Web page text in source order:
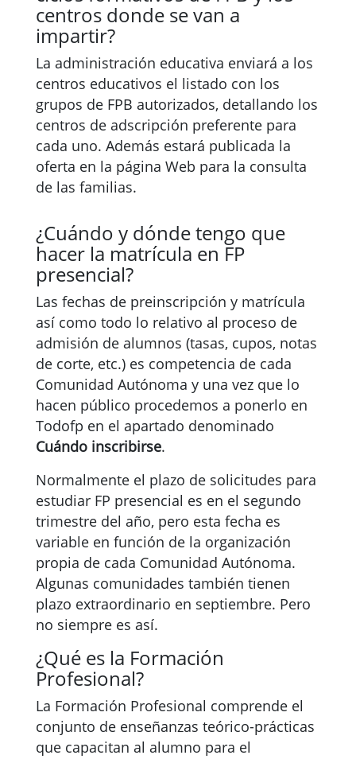
centros donde se van a
impartir?
La administración educativa enviará a los
centros educativos el listado con los
grupos de FPB autorizados, detallando los
centros de adscripción preferente para
cada uno. Además estará publicada la
oferta en la página Web para la consulta
de las familias.
¿Cuándo y dónde tengo que
hacer la matrícula en FP
presencial?
Las fechas de preinscripción y matrícula
así como todo lo relativo al proceso de
admisión de alumnos (tasas, cupos, notas
de corte, etc.) es competencia de cada
Comunidad Autónoma y una vez que lo
hacen público procedemos a ponerlo en
Todofp en el apartado denominado
Cuándo inscribirse.
Normalmente el plazo de solicitudes para
estudiar FP presencial es en el segundo
trimestre del año, pero esta fecha es
variable en función de la organización
propia de cada Comunidad Autónoma.
Algunas comunidades también tienen
plazo extraordinario en septiembre. Pero
no siempre es así.
¿Qué es la Formación
Profesional?
La Formación Profesional comprende el
conjunto de enseñanzas teórico-prácticas
que capacitan al alumno para el